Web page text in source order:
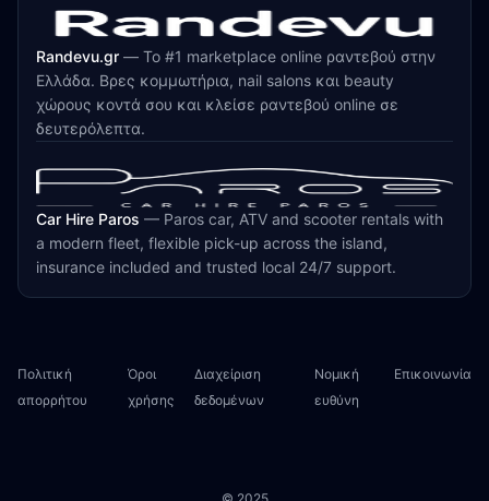
Randevu.gr — Το #1 marketplace online ραντεβού στην
Ελλάδα. Βρες κομμωτήρια, nail salons και beauty
χώρους κοντά σου και κλείσε ραντεβού online σε
δευτερόλεπτα.
Car Hire Paros — Paros car, ATV and scooter rentals with
a modern fleet, flexible pick-up across the island,
insurance included and trusted local 24/7 support.
Πολιτική
απορρήτου
Όροι
χρήσης
Διαχείριση
δεδομένων
Νομική
ευθύνη
Επικοινωνία